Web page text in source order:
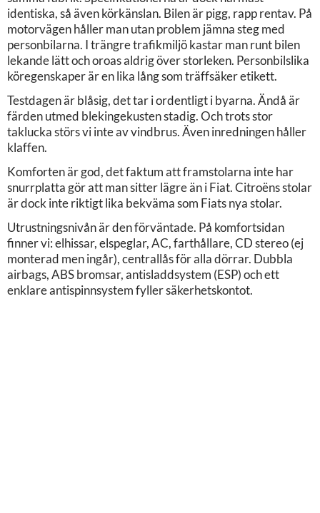
identiska, så även körkänslan. Bilen är pigg, rapp rentav. På
motorvägen håller man utan problem jämna steg med
personbilarna. I trängre trafikmiljö kastar man runt bilen
lekande lätt och oroas aldrig över storleken. Personbilslika
köregenskaper är en lika lång som träffsäker etikett.
Testdagen är blåsig, det tar i ordentligt i byarna. Ändå är
färden utmed blekingekusten stadig. Och trots stor
taklucka störs vi inte av vindbrus. Även inredningen håller
klaffen.
Komforten är god, det faktum att framstolarna inte har
snurrplatta gör att man sitter lägre än i Fiat. Citroëns stolar
är dock inte riktigt lika bekväma som Fiats nya stolar.
Utrustningsnivån är den förväntade. På komfortsidan
finner vi: elhissar, elspeglar, AC, farthållare, CD stereo (ej
monterad men ingår), centrallås för alla dörrar. Dubbla
airbags, ABS bromsar, antisladdsystem (ESP) och ett
enklare antispinnsystem fyller säkerhetskontot.